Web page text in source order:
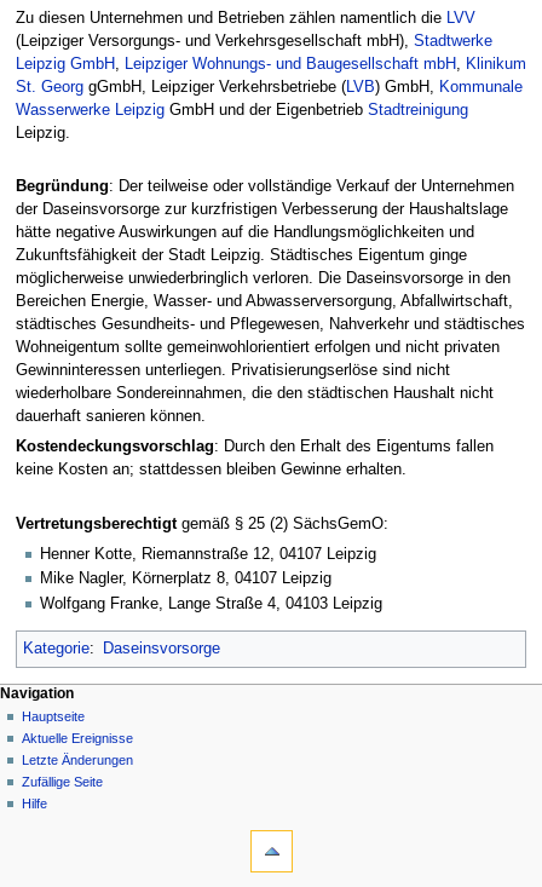
Zu diesen Unternehmen und Betrieben zählen namentlich die
LVV
(Leipziger Versorgungs- und Verkehrsgesellschaft mbH), Stadtwerke
Leipzig GmbH
Leipziger Wohnungs- und Baugesellschaft mbH
Klinikum
St. GeorggGmbH, Leipziger Verkehrsbetriebe (LVB) GmbH,
Kommunale
Wasserwerke LeipzigGmbH und der Eigenbetrieb Stadtreinigung
Leipzig.
Begründung: Der teilweise oder vollständige Verkauf der Unternehmen
der Daseinsvorsorge zur kurzfristigen Verbesserung der Haushaltslage
hätte negative Auswirkungen auf die Handlungsmöglichkeiten und
Zukunftsfähigkeit der Stadt Leipzig. Städtisches Eigentum ginge
möglicherweise unwiederbringlich verloren. Die Daseinsvorsorge in den
Bereichen Energie, Wasser- und Abwasserversorgung, Abfallwirtschaft,
städtisches Gesundheits- und Pflegewesen, Nahverkehr und städtisches
Wohneigentum sollte gemeinwohlorientiert erfolgen und nicht privaten
Gewinninteressen unterliegen. Privatisierungserlöse sind nicht
wiederholbare Sondereinnahmen, die den städtischen Haushalt nicht
dauerhaft sanieren können.
Kostendeckungsvorschlag: Durch den Erhalt des Eigentums fallen
keine Kosten an; stattdessen bleiben Gewinne erhalten.
Vertretungsberechtigtgemäß § 25 (2) SächsGemO:
Henner Kotte, Riemannstraße 12, 04107 Leipzig
Mike Nagler, Körnerplatz 8, 04107 Leipzig
Wolfgang Franke, Lange Straße 4, 04103 Leipzig
Kategorie: Daseinsvorsorge
Navigation
Hauptseite
Aktuelle Ereignisse
Letzte Änderungen
Zufällige Seite
Hilfe